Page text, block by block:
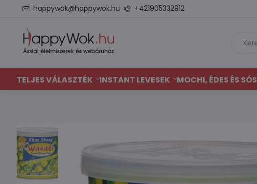
happywok@happywok.hu +421905332912
TELJES VÁLASZTÉK INSTANT LEVESEK MOCHI, ÉDES ÉS SÓS